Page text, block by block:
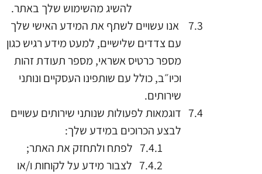
להשיג מהשימוש שלך באתר.
אנו עשויים לשתף את המידע האישי שלך
עם צדדים שלישיים, למעט מידע רגיש כגון
מספר כרטיס אשראי, מספר תעודת זהות
וכיו״ב, כולל עם שותפינו העסקיים ונותני
שירותים.
דוגמאות לפעולות שנותני שירותים עשויים
לבצע הכרוכים במידע שלך:
לפתח ולתחזק את האתר;
לצבור מידע על לקוחות ו/או